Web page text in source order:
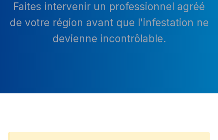
Faites intervenir un professionnel agréé
de votre région avant que l'infestation ne
devienne incontrôlable.